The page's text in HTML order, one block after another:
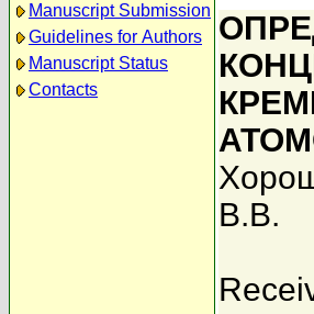
Manuscript Submission
Guidelines for Authors
Manuscript Status
Contacts
В.В.